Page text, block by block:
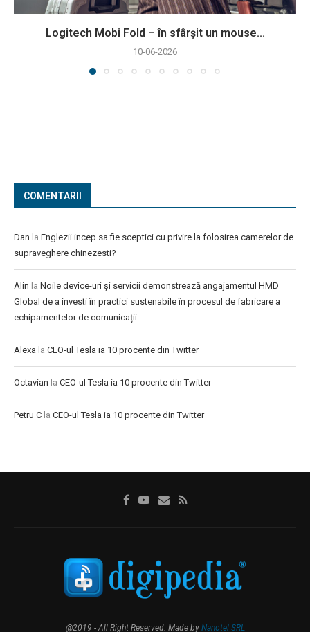
Logitech Mobi Fold – în sfârșit un mouse...
10-06-2026
COMENTARII
Dan la Englezii incep sa fie sceptici cu privire la folosirea camerelor de
supraveghere chinezesti?
Alin la Noile device-uri și servicii demonstrează angajamentul HMD
Global de a investi în practici sustenabile în procesul de fabricare a
echipamentelor de comunicații
Alexa la CEO-ul Tesla ia 10 procente din Twitter
Octavian la CEO-ul Tesla ia 10 procente din Twitter
Petru C la CEO-ul Tesla ia 10 procente din Twitter
@2019 - All Right Reserved. Made by Nanotel SRL